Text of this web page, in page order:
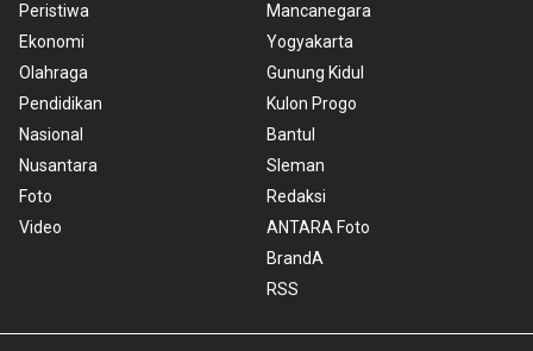
Peristiwa
Ekonomi
Olahraga
Pendidikan
Nasional
Nusantara
Foto
Video
Mancanegara
Yogyakarta
Gunung Kidul
Kulon Progo
Bantul
Sleman
Redaksi
ANTARA Foto
BrandA
RSS